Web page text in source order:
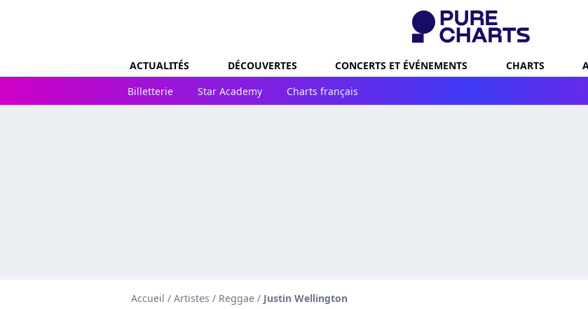
ACTUALITÉS DÉCOUVERTES CONCERTS ET ÉVÉNEMENTS CHARTS
Billetterie
Star Academy Charts français
Accueil / Artistes / Reggae / Justin Wellington